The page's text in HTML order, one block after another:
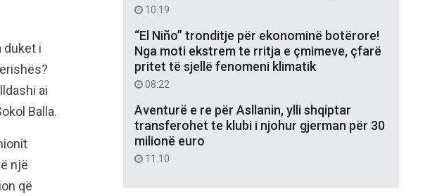
duket i
ai
Balla.
një
që
10:19
“El Niño” tronditje për ekonominë botërore!
Nga moti ekstrem te rritja e çmimeve, çfarë
pritet të sjellë fenomeni klimatik
08:22
Aventurë e re për Asllanin, ylli shqiptar
transferohet te klubi i njohur gjerman për 30
milionë euro
11:10